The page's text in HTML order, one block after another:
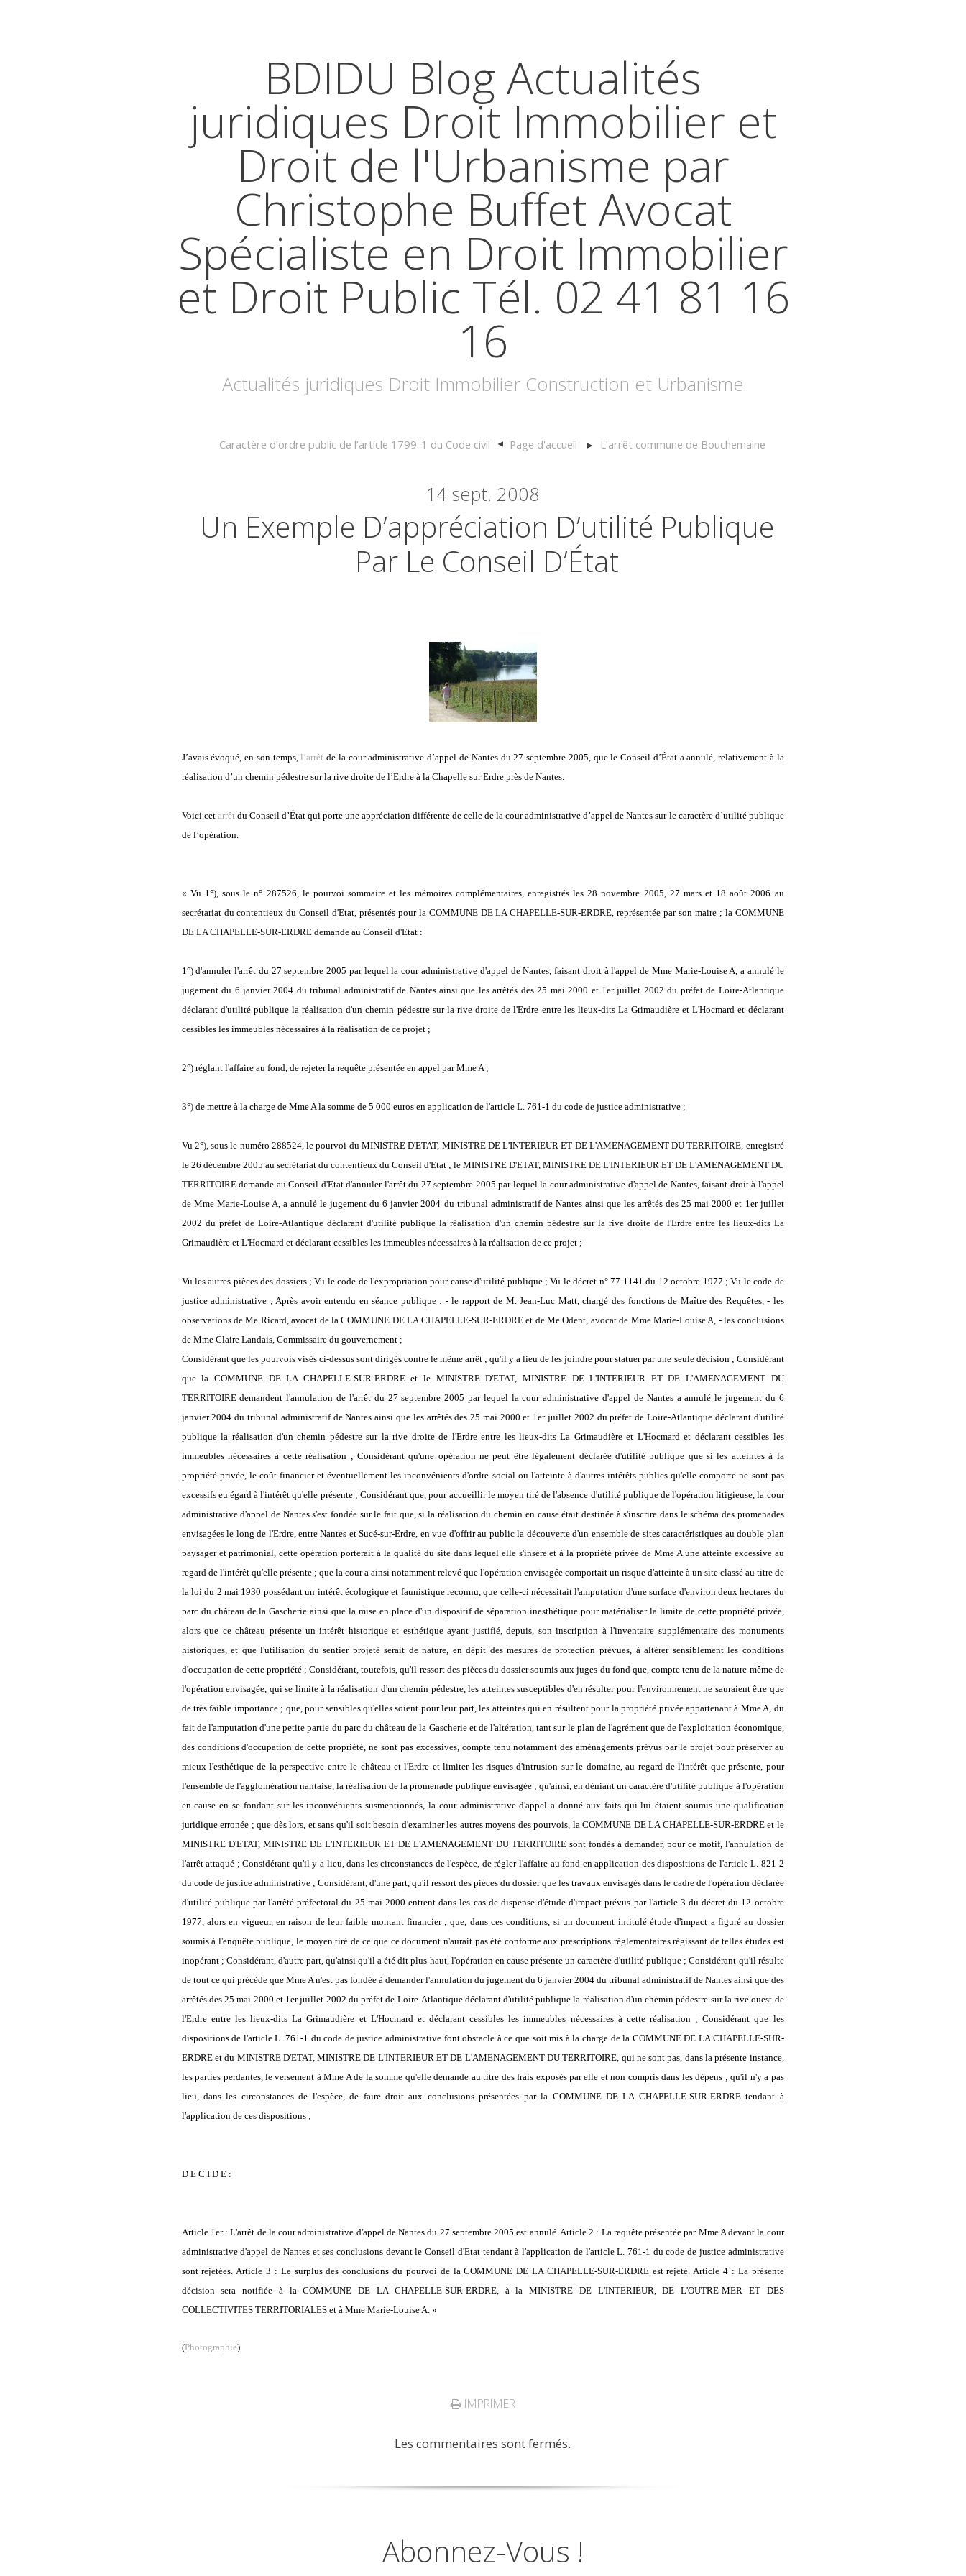
BDIDU Blog Actualités
juridiques Droit Immobilier et
Droit de l'Urbanisme par
Christophe Buffet Avocat
Spécialiste en Droit Immobilier
et Droit Public Tél. 02 41 81 16
16
Actualités juridiques Droit Immobilier Construction et Urbanisme
Caractère d’ordre public de l’article 1799-1 du Code civil Page d'accueil L’arrêt commune de Bouchemaine
14 sept. 2008
Un Exemple D’appréciation D’utilité Publique
Par Le Conseil D’État
J’avais évoqué, en son temps,l’arrêt de la cour administrative d’appel de Nantes du 27 septembre 2005, que le Conseil d’État a annulé, relativement à la
réalisation d’un chemin pédestre sur la rive droite de l’Erdre à la Chapelle sur Erdre près de Nantes.
Voici cet arrêt du Conseil d’État qui porte une appréciation différente de celle de la cour administrative d’appel de Nantes sur le caractère d’utilité publique
de l’opération.
« Vu 1°), sous le n° 287526, le pourvoi sommaire et les mémoires complémentaires, enregistrés les 28 novembre 2005, 27 mars et 18 août 2006 au
secrétariat du contentieux du Conseil d'Etat, présentés pour la COMMUNE DE LA CHAPELLE-SUR-ERDRE, représentée par son maire ; la COMMUNE
DE LA CHAPELLE-SUR-ERDRE demande au Conseil d'Etat :
1°)d'annuler l'arrêt du 27 septembre 2005 par lequel la cour administrative d'appel de Nantes, faisant droit à l'appel de Mme Marie-Louise A, a annulé le
jugement du 6 janvier 2004 du tribunal administratif de Nantes ainsi que les arrêtés des 25 mai 2000 et 1er juillet 2002 du préfet de Loire-Atlantique
déclarant d'utilité publique la réalisation d'un chemin pédestre sur la rive droite de l'Erdre entre les lieux-dits La Grimaudière et L'Hocmard et déclarant
cessibles les immeubles nécessaires à la réalisation de ce projet;
2°) réglant l'affaire au fond, de rejeter la requête présentée en appel par Mme A ;
3°) de mettre à la charge de Mme A la somme de 5 000 euros en application de l'article L. 761-1 du code de justice administrative ;
Vu 2°), sous le numéro 288524, le pourvoi du MINISTRE D'ETAT, MINISTRE DE L'INTERIEUR ET DE L'AMENAGEMENT DU TERRITOIRE, enregistré
le 26 décembre 2005 au secrétariat du contentieux du Conseil d'Etat ; le MINISTRE D'ETAT, MINISTRE DE L'INTERIEUR ET DE L'AMENAGEMENT DU
TERRITOIRE demande au Conseil d'Etat d'annuler l'arrêt du 27 septembre 2005 par lequel la cour administrative d'appel de Nantes, faisant droit à l'appel
de Mme Marie-Louise A, a annulé le jugement du 6 janvier 2004 du tribunal administratif de Nantes ainsi que les arrêtés des 25 mai 2000 et 1er juillet
2002 du préfet de Loire-Atlantique déclarant d'utilité publique la réalisation d'un chemin pédestre sur la rive droite de l'Erdre entre les lieux-dits La
Grimaudière et L'Hocmard et déclarant cessibles les immeubles nécessaires à la réalisation de ce projet ;
Vu les autres pièces des dossiers ; Vu le code de l'expropriation pour cause d'utilité publique ; Vu le décret n° 77-1141 du 12 octobre 1977 ; Vu le code de
justice administrative ; Après avoir entendu en séance publique : - le rapport de M. Jean-Luc Matt, chargé des fonctions de Maître des Requêtes, - les
observations de Me Ricard, avocat de la COMMUNE DE LA CHAPELLE-SUR-ERDRE et de Me Odent, avocat de Mme Marie-Louise A, - les conclusions
de Mme Claire Landais, Commissaire du gouvernement ;
Considérant que les pourvois visés ci-dessus sont dirigés contre le même arrêt ; qu'il y a lieu de les joindre pour statuer par une seule décision ; Considérant
que la COMMUNE DE LA CHAPELLE-SUR-ERDRE et le MINISTRE D'ETAT, MINISTRE DE L'INTERIEUR ET DE L'AMENAGEMENT DU
TERRITOIRE demandent l'annulation de l'arrêt du 27 septembre 2005 par lequel la cour administrative d'appel de Nantes a annulé le jugement du 6
janvier 2004 du tribunal administratif de Nantes ainsi que les arrêtés des 25 mai 2000 et 1er juillet 2002 du préfet de Loire-Atlantique déclarant d'utilité
publique la réalisation d'un chemin pédestre sur la rive droite de l'Erdre entre les lieux-dits La Grimaudière et L'Hocmard et déclarant cessibles les
immeubles nécessaires à cette réalisation ; Considérant qu'une opération ne peut être légalement déclarée d'utilité publique que si les atteintes à la
propriété privée, le coût financier et éventuellement les inconvénients d'ordre social ou l'atteinte à d'autres intérêts publics qu'elle comporte ne sont pas
excessifs eu égard à l'intérêt qu'elle présente; Considérant que, pour accueillir le moyen tiré de l'absence d'utilité publique de l'opération litigieuse, la cour
administrative d'appel de Nantes s'est fondée sur le fait que,si la réalisation du chemin en cause était destinée à s'inscrire dans le schéma des promenades
envisagées le long de l'Erdre, entre Nantes et Sucé-sur-Erdre, en vue d'offrir au public la découverte d'un ensemble de sites caractéristiques au double plan
paysager et patrimonial, cette opération porterait à la qualité du site dans lequel elle s'insère et à la propriété privée de Mme A une atteinte excessive au
regard de l'intérêt qu'elle présente ; que la cour a ainsi notamment relevé que l'opération envisagée comportait un risque d'atteinte à un site classé au titre de
la loi du 2 mai 1930 possédant un intérêt écologique et faunistique reconnu, que celle-ci nécessitait l'amputation d'une surface d'environ deux hectares du
parc du château de la Gascherie ainsi que la mise en place d'un dispositif de séparation inesthétique pour matérialiser la limite de cette propriété privée,
alors que ce château présente un intérêt historique et esthétique ayant justifié, depuis, son inscription à l'inventaire supplémentaire des monuments
historiques, et que l'utilisation du sentier projeté serait de nature, en dépit des mesures de protection prévues, à altérer sensiblement les conditions
d'occupation de cette propriété ; Considérant, toutefois, qu'il ressort des pièces du dossier soumis aux juges du fond que, compte tenu de la nature même de
l'opération envisagée, qui se limite à la réalisation d'un chemin pédestre, les atteintes susceptibles d'en résulter pour l'environnement ne sauraient être que
de très faible importance ; que, pour sensibles qu'elles soient pour leur part, les atteintes qui en résultent pour la propriété privée appartenant à Mme A, du
fait de l'amputation d'une petite partie du parc du château de la Gascherie et de l'altération, tant sur le plan de l'agrément que de l'exploitation économique,
des conditions d'occupation de cette propriété, ne sont pas excessives, compte tenu notamment des aménagements prévus par le projet pour préserver au
mieux l'esthétique de la perspective entre le château et l'Erdre et limiter les risques d'intrusion sur le domaine, au regard de l'intérêt que présente, pour
l'ensemble de l'agglomération nantaise, la réalisation de la promenade publique envisagée ; qu'ainsi, en déniant un caractère d'utilité publique à l'opération
en cause en se fondant sur les inconvénients susmentionnés, la cour administrative d'appel a donné aux faits qui lui étaient soumis une qualification
juridique erronée ; que dès lors, et sans qu'il soit besoin d'examiner les autres moyens des pourvois, la COMMUNE DE LA CHAPELLE-SUR-ERDRE et le
MINISTRE D'ETAT, MINISTRE DE L'INTERIEUR ET DE L'AMENAGEMENT DU TERRITOIRE sont fondés à demander, pour ce motif, l'annulation de
l'arrêt attaqué ; Considérant qu'il y a lieu, dans les circonstances de l'espèce, de régler l'affaire au fond en application des dispositions de l'article L. 821-2
du code de justice administrative ; Considérant, d'une part, qu'il ressort des pièces du dossier que les travaux envisagés dans le cadre de l'opération déclarée
d'utilité publique par l'arrêté préfectoral du 25 mai 2000 entrent dans les cas de dispense d'étude d'impact prévus par l'article 3 du décret du 12 octobre
1977, alors en vigueur, en raison de leur faible montant financier ; que, dans ces conditions, si un document intitulé étude d'impact a figuré au dossier
soumis à l'enquête publique, le moyen tiré de ce que ce document n'aurait pas été conforme aux prescriptions réglementaires régissant de telles études est
inopérant ; Considérant, d'autre part, qu'ainsi qu'il a été dit plus haut, l'opération en cause présente un caractère d'utilité publique ; Considérant qu'il résulte
de tout ce qui précède que Mme A n'est pas fondée à demander l'annulation du jugement du 6 janvier 2004 du tribunal administratif de Nantes ainsi que des
arrêtés des 25 mai 2000 et 1er juillet 2002 du préfet de Loire-Atlantique déclarant d'utilité publique la réalisation d'un chemin pédestre sur la rive ouest de
l'Erdre entre les lieux-dits La Grimaudière et L'Hocmard et déclarant cessibles les immeubles nécessaires à cette réalisation ; Considérant que les
dispositions de l'article L. 761-1 du code de justice administrative font obstacle à ce que soit mis à la charge de la COMMUNE DE LA CHAPELLE-SUR-
ERDRE et du MINISTRE D'ETAT, MINISTRE DE L'INTERIEUR ET DE L'AMENAGEMENT DU TERRITOIRE, qui ne sont pas, dans la présente instance,
les parties perdantes, le versement à Mme A de la somme qu'elle demande au titre des frais exposés par elle et non compris dans les dépens ; qu'il n'y a pas
lieu, dans les circonstances de l'espèce, de faire droit aux conclusions présentées par la COMMUNE DE LA CHAPELLE-SUR-ERDRE tendant à
l'application de ces dispositions ;
D E C I D E :
Article 1er : L'arrêt de la cour administrative d'appel de Nantes du 27 septembre 2005 est annulé. Article 2 : La requête présentée par Mme A devant la cour
administrative d'appel de Nantes et ses conclusions devant le Conseil d'Etat tendant à l'application de l'article L. 761-1 du code de justice administrative
sont rejetées. Article 3 : Le surplus des conclusions du pourvoi de la COMMUNE DE LA CHAPELLE-SUR-ERDRE est rejeté. Article 4 : La présente
décision sera notifiée à la COMMUNE DE LA CHAPELLE-SUR-ERDRE, à la MINISTRE DE L'INTERIEUR, DE L'OUTRE-MER ET DES
COLLECTIVITES TERRITORIALES et à Mme Marie-Louise A. »
(Photographie)
IMPRIMER
Les commentaires sont fermés.
Abonnez-Vous !